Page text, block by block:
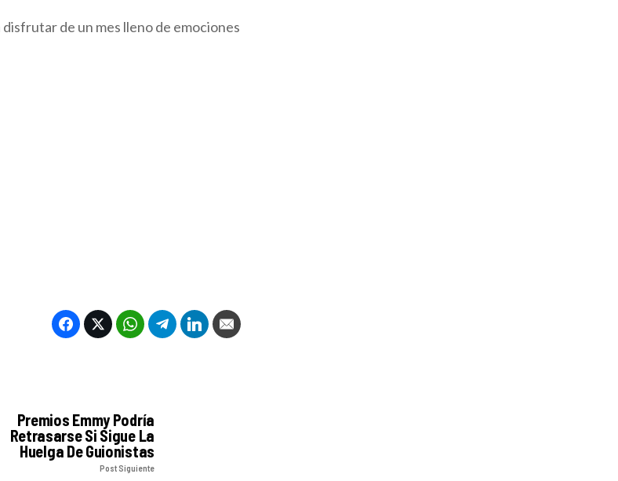
de un mes lleno de emociones
Premios Emmy Podría
Retrasarse Si Sigue La
Huelga De Guionistas
Post Siguiente